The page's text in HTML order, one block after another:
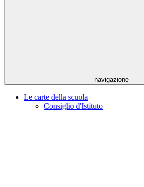
navigazione
Le carte della scuola
Consiglio d'Istituto